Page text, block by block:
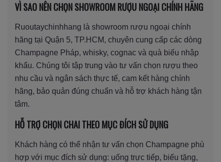
VÌ SAO NÊN CHỌN SHOWROOM RƯỢU NGOẠI CHÍNH HÃNG
Ruoutaychinhhang là showroom rượu ngoại chính
hãng tại Quận 5, TP.HCM, chuyên cung cấp các dòng
Champagne Pháp, whisky, cognac và quà biếu nhập
khẩu. Chúng tôi tập trung vào tư vấn chọn rượu theo
nhu cầu và ngân sách thực tế, cam kết hàng chính
hãng, bảo quản đúng chuẩn và hỗ trợ khách hàng tận
tâm.
HỖ TRỢ CHỌN CHAI THEO MỤC ĐÍCH SỬ DỤNG
Khách hàng có thể nhận tư vấn chọn Champagne phù
hợp với mục đích sử dụng: uống trực tiếp, biếu tặng,